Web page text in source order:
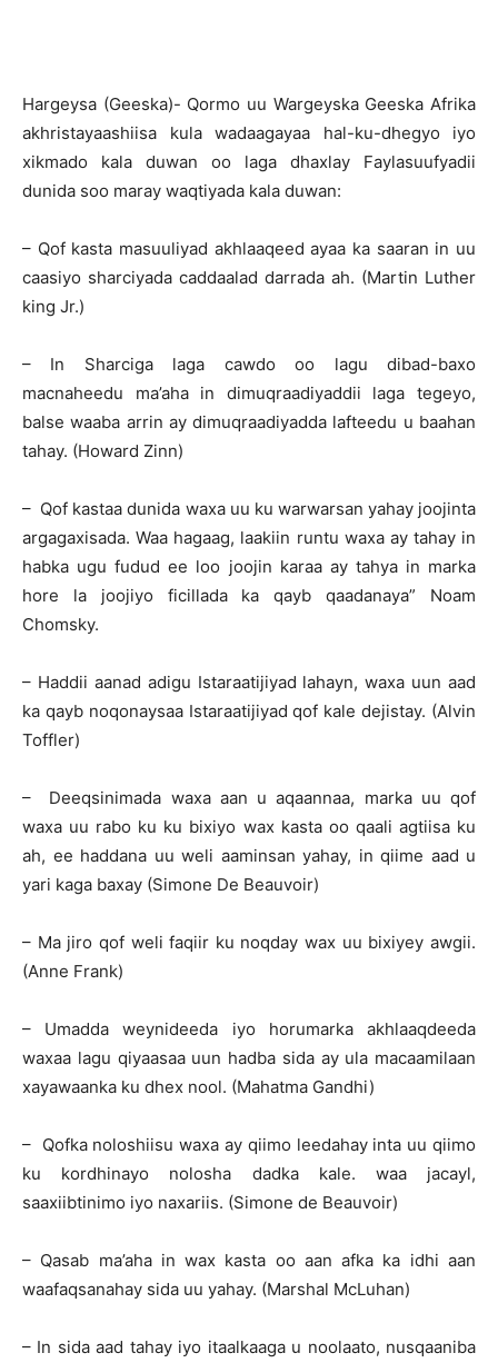
Hargeysa (Geeska)- Qormo uu Wargeyska Geeska Afrika
akhristayaashiisa kula wadaagayaa hal-ku-dhegyo iyo
xikmado kala duwan oo laga dhaxlay Faylasuufyadii
dunida soo maray waqtiyada kala duwan:
– Qof kasta masuuliyad akhlaaqeed ayaa ka saaran in uu
caasiyo sharciyada caddaalad darrada ah. (Martin Luther
king Jr.)
– In Sharciga laga cawdo oo lagu dibad-baxo
macnaheedu ma’aha in dimuqraadiyaddii laga tegeyo,
balse waaba arrin ay dimuqraadiyadda lafteedu u baahan
tahay. (Howard Zinn)
– Qof kastaa dunida waxa uu ku warwarsan yahay joojinta
argagaxisada. Waa hagaag, laakiin runtu waxa ay tahay in
habka ugu fudud ee loo joojin karaa ay tahya in marka
hore la joojiyo ficillada ka qayb qaadanaya” Noam
Chomsky.
– Haddii aanad adigu Istaraatijiyad lahayn, waxa uun aad
ka qayb noqonaysaa Istaraatijiyad qof kale dejistay. (Alvin
Toffler)
– Deeqsinimada waxa aan u aqaannaa, marka uu qof
waxa uu rabo ku ku bixiyo wax kasta oo qaali agtiisa ku
ah, ee haddana uu weli aaminsan yahay, in qiime aad u
yari kaga baxay (Simone De Beauvoir)
– Ma jiro qof weli faqiir ku noqday wax uu bixiyey awgii.
(Anne Frank)
– Umadda weynideeda iyo horumarka akhlaaqdeeda
waxaa lagu qiyaasaa uun hadba sida ay ula macaamilaan
xayawaanka ku dhex nool. (Mahatma Gandhi)
– Qofka noloshiisu waxa ay qiimo leedahay inta uu qiimo
ku kordhinayo nolosha dadka kale. waa jacayl,
saaxiibtinimo iyo naxariis. (Simone de Beauvoir)
– Qasab ma’aha in wax kasta oo aan afka ka idhi aan
waafaqsanahay sida uu yahay. (Marshal McLuhan)
– In sida aad tahay iyo itaalkaaga u noolaato, nusqaaniba